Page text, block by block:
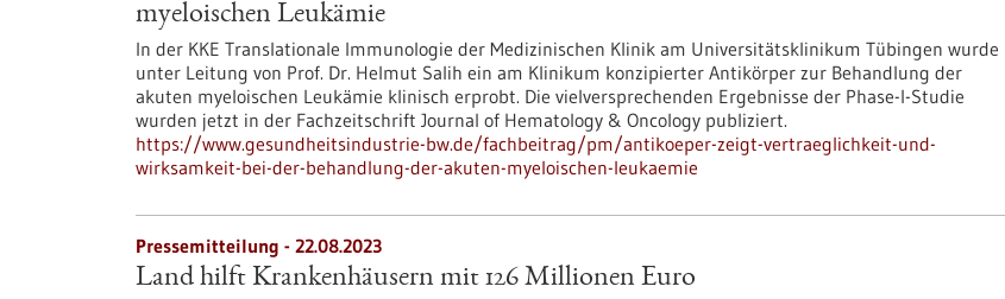
myeloischen Leukämie
In der KKE Translationale Immunologie der Medizinischen Klinik am Universitätsklinikum Tübingen wurde
unter Leitung von Prof. Dr. Helmut Salih ein am Klinikum konzipierter Antikörper zur Behandlung der
akuten myeloischen Leukämie klinisch erprobt. Die vielversprechenden Ergebnisse der Phase-I-Studie
wurden jetzt in der Fachzeitschrift Journal of Hematology & Oncology publiziert.
https://www.gesundheitsindustrie-bw.de/fachbeitrag/pm/antikoeper-zeigt-vertraeglichkeit-und-
wirksamkeit-bei-der-behandlung-der-akuten-myeloischen-leukaemie
Pressemitteilung - 22.08.2023
Land hilft Krankenhäusern mit 126 Millionen Euro